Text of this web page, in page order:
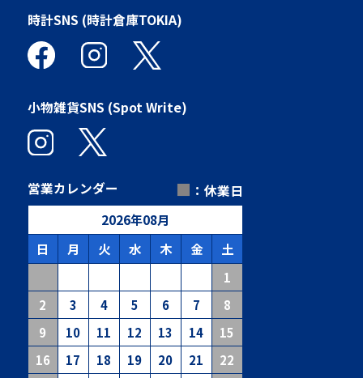
時計SNS (時計倉庫TOKIA)
小物雑貨SNS (Spot Write)
営業カレンダー ■ ：休業日
2026年08月
日
月 火 水 木 金 土
1
2
3 4 5 6 7
8
9
10 11 12 13 14
15
16
17 18 19 20 21
22